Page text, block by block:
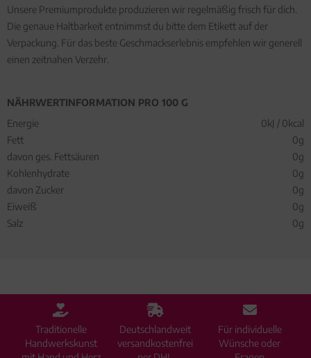
Unsere Premiumprodukte produzieren wir regelmäßig frisch für dich.
Die genaue Haltbarkeit entnimmst du bitte dem Etikett auf der
Verpackung. Für das beste Geschmackserlebnis empfehlen wir generell
einen zeitnahen Verzehr.
NÄHRWERTINFORMATION PRO 100 G
Energie
0kJ / 0kcal
Fett
0g
davon ges. Fettsäuren
0g
Kohlenhydrate
0g
davon Zucker
0g
Eiweiß
0g
Salz
0g
Traditionelle
Handwerkskunst
Deutschlandweit
versandkostenfrei
Für individuelle
Wünsche oder